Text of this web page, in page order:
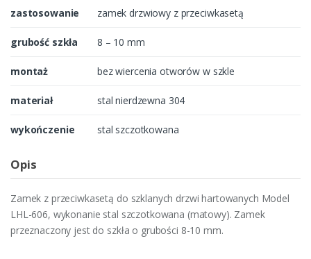
zastosowanie zamek drzwiowy z przeciwkasetą
grubość szkła 8 – 10 mm
montaż bez wiercenia otworów w szkle
materiał stal nierdzewna 304
wykończenie stal szczotkowana
Opis
Zamek z przeciwkasetą do szklanych drzwi hartowanych Model
LHL-606, wykonanie stal szczotkowana (matowy). Zamek
przeznaczony jest do szkła o grubości 8-10 mm.